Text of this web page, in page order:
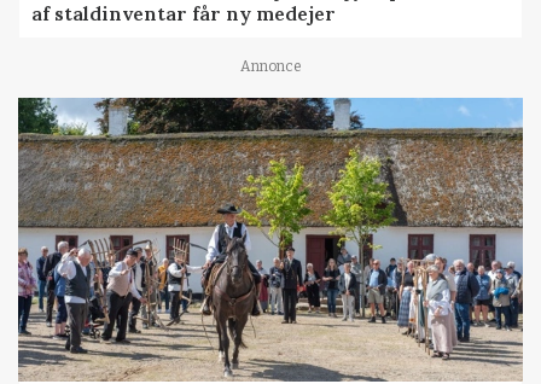
af staldinventar får ny medejer
Annonce